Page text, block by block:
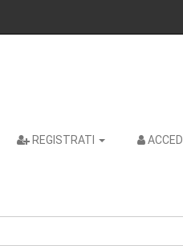
REGISTRATI ACCEDI